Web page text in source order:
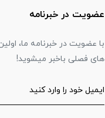
عضویت در خبرنامه
با عضویت در خبرنامه ما،
های فصلی باخبر میشوید!